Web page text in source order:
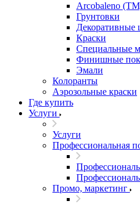
Arcobaleno
Грунтовки
Декоративные
Краски
Специальные
Финишные
Эмали
Колоранты
Аэрозольные краски
Где купить
Услуги
Услуги
Профессиональная
Промо, маркетинг